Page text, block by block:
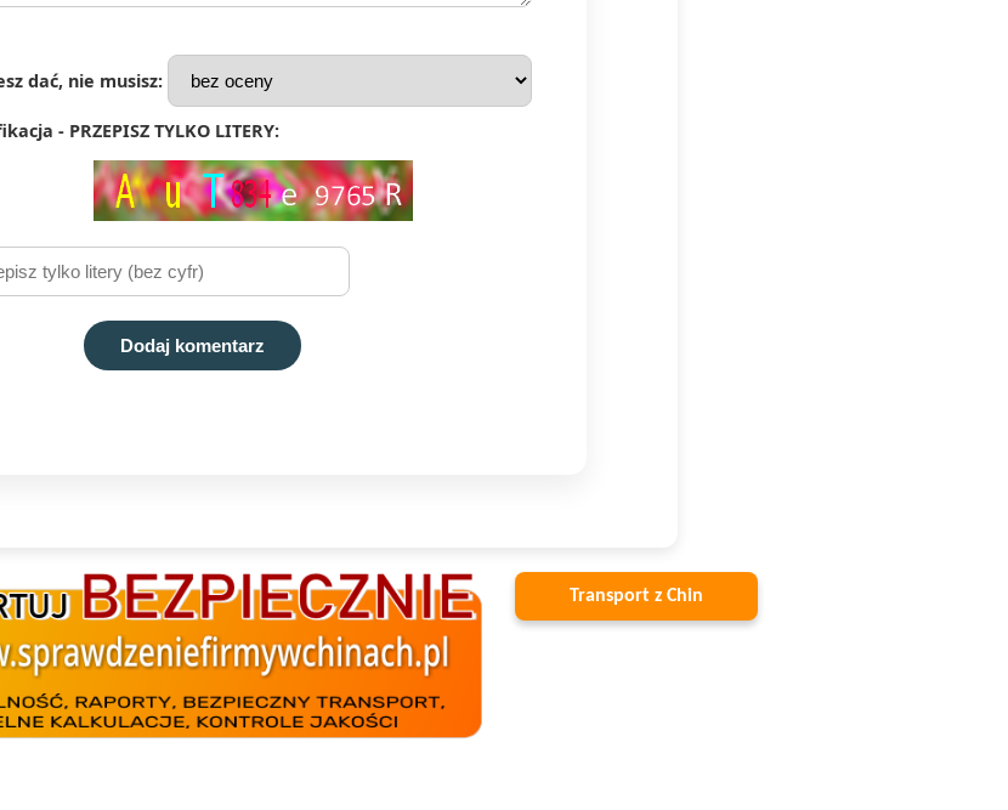
dać, nie musisz:
- PRZEPISZ TYLKO LITERY:
Dodaj komentarz
Transport z Chin